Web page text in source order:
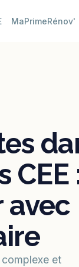
MaPrimeRénov'
CEE
avec
et